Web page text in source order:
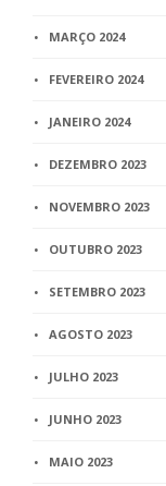
MARÇO 2024
FEVEREIRO 2024
JANEIRO 2024
DEZEMBRO 2023
NOVEMBRO 2023
OUTUBRO 2023
SETEMBRO 2023
AGOSTO 2023
JULHO 2023
JUNHO 2023
MAIO 2023